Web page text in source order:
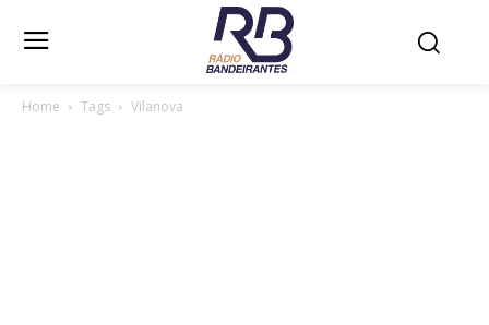
Home Tags Vilanova